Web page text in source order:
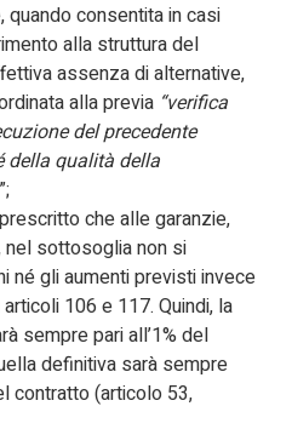
quando consentita in casi
alla struttura del
assenza di alternative,
allaprevia “verifica
del precedente
della qualità della
”;
che alle garanzie,
sottosoglia non si
né gli aumenti previsti invece
106 e 117. Quindi, la
sempre pari all’1% del
definitiva sarà sempre
contratto (articolo 53,